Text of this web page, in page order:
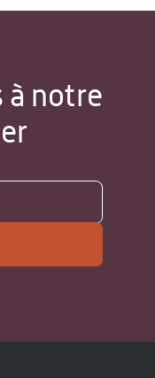
à notre